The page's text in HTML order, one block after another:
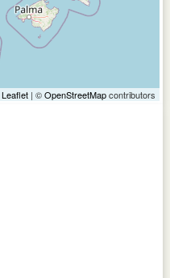
Leaflet| ©OpenStreetMapcontributors